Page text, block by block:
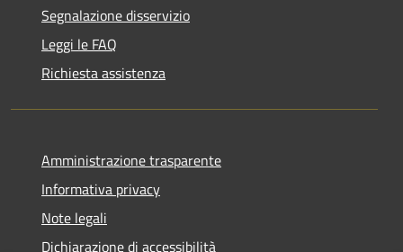
Segnalazione disservizio
Leggi le FAQ
Richiesta assistenza
Amministrazione trasparente
Informativa privacy
Note legali
Dichiarazione di accessibilità